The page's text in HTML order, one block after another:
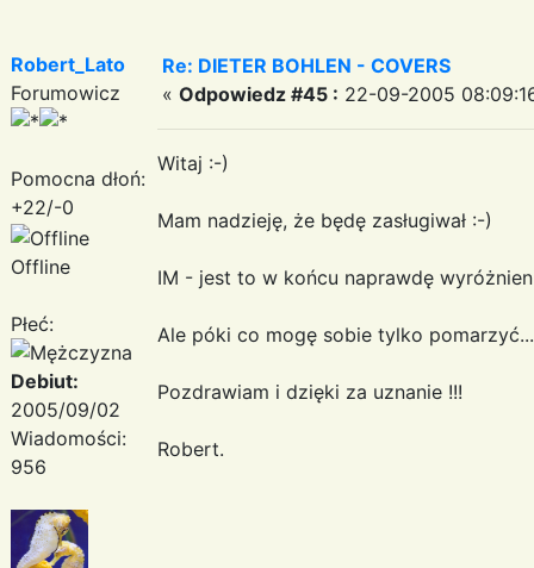
Robert_Lato
Forumowicz
Pomocna dłoń:
+22/-0
Offline
Płeć:
Debiut:
2005/09/02
Wiadomości:
956
Re: DIETER BOHLEN - COVERS
« Odpowiedz #45 : 22-09-2005
Witaj :-)
Mam nadzieję, że będę zasługiwał :-)
IM - jest to w końcu naprawdę
Ale póki co mogę sobie tylko pomarzyć...
Pozdrawiam i dzięki za uznanie !!!
Robert.